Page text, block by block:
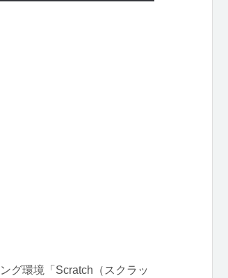
グ環境「Scratch（スクラッ